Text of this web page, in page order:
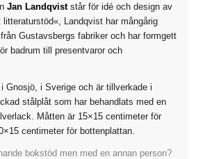
Jan Landqvist står för idé och design av
Landqvist har mångårig
Gustavsbergs fabriker och har formgett
badrum till presentvaror och
Gnosjö, i Sverige och är tillverkade i
stålplåt som har behandlats med en
Måtten är 15×15 centimeter för
centimeter för bottenplattan.
bokstöd men med en annan person?